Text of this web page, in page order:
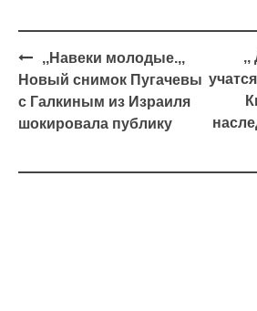
Навигация
,,Навеки молодые.,,
Новый снимок Пугачевы
с Галкиным из Израиля
шокировала публику
,,